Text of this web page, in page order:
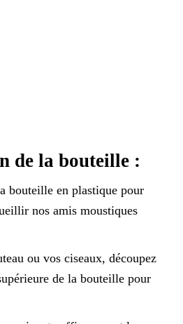
de la bouteille :
bouteille en plastique pour
nos amis moustiques
ou vos ciseaux, découpez
de la bouteille pour